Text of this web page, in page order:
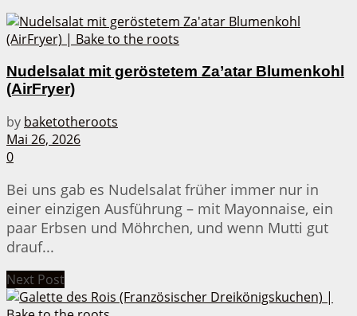
Nudelsalat mit geröstetem Za’atar Blumenkohl
(AirFryer)
by baketotheroots
Mai 26, 2026
0
Bei uns gab es Nudelsalat früher immer nur in
einer einzigen Ausführung – mit Mayonnaise, ein
paar Erbsen und Möhrchen, und wenn Mutti gut
drauf...
Next Post